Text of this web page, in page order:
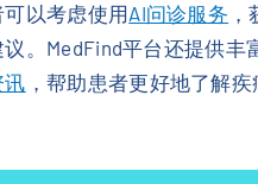
以考虑使用AI问诊服务
。MedFind平台还提供丰
讯 ，帮助患者更好地了解